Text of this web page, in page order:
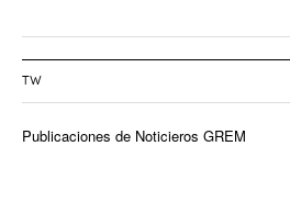
TW
Publicaciones de Noticieros GREM